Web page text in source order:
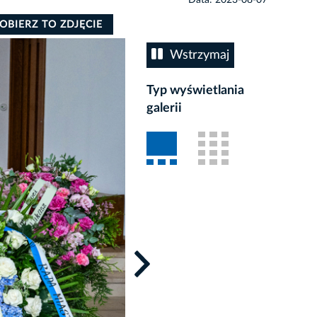
Wstrzymaj
Typ wyświetlania
galerii
TO ZDJĘCIE